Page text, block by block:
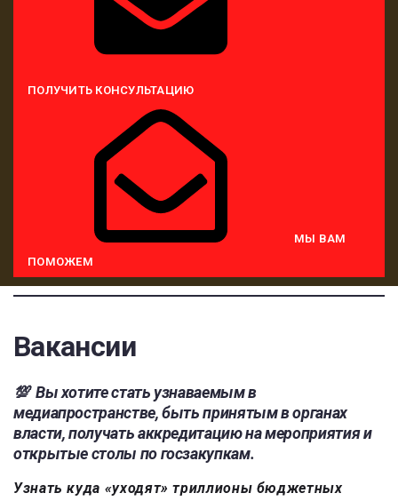
ПОЛУЧИТЬ КОНСУЛЬТАЦИЮ
МЫ ВАМ
ПОМОЖЕМ
Вакансии
Вакансии
💯 Вы хотите стать узнаваемым в
медиапространстве, быть принятым в органах
власти, получать аккредитацию на мероприятия и
открытые столы по госзакупкам.
Узнать куда «уходят» триллионы бюджетных